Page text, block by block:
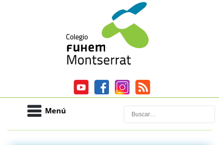
Menú Buscar